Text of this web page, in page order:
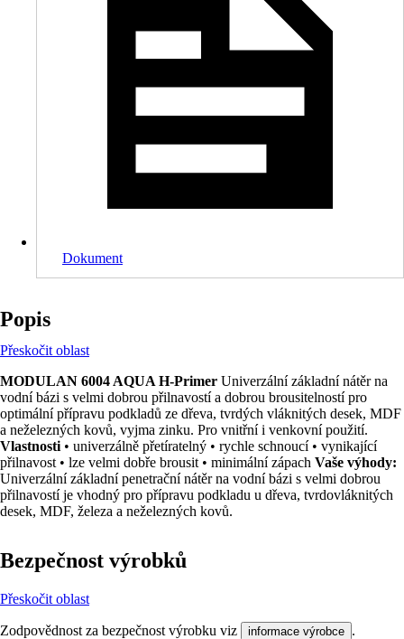
Dokument
Popis
Přeskočit oblast
MODULAN 6004 AQUA H-Primer Univerzální základní nátěr na
vodní bázi s velmi dobrou přilnavostí a dobrou brousitelností pro
optimální přípravu podkladů ze dřeva, tvrdých vláknitých desek, MDF
a neželezných kovů, vyjma zinku. Pro vnitřní i venkovní použití.
Vlastnosti • univerzálně přetíratelný • rychle schnoucí • vynikající
přilnavost • lze velmi dobře brousit • minimální zápach Vaše výhody:
Univerzální základní penetrační nátěr na vodní bázi s velmi dobrou
přilnavostí je vhodný pro přípravu podkladu u dřeva, tvrdovláknitých
desek, MDF, železa a neželezných kovů.
Bezpečnost výrobků
Přeskočit oblast
Zodpovědnost za bezpečnost výrobku viz informace výrobce .